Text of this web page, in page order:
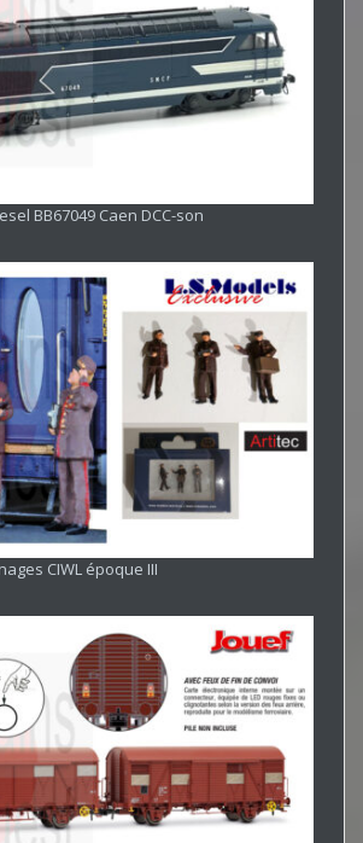
BB67049 Caen DCC-son
CIWL époque III